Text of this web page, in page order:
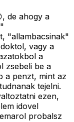
de ahogy a
"allambacsinak"
vagy a
a
zsebeli be a
a penzt, mint az
tejelni.
ezen,
idovel
probalsz